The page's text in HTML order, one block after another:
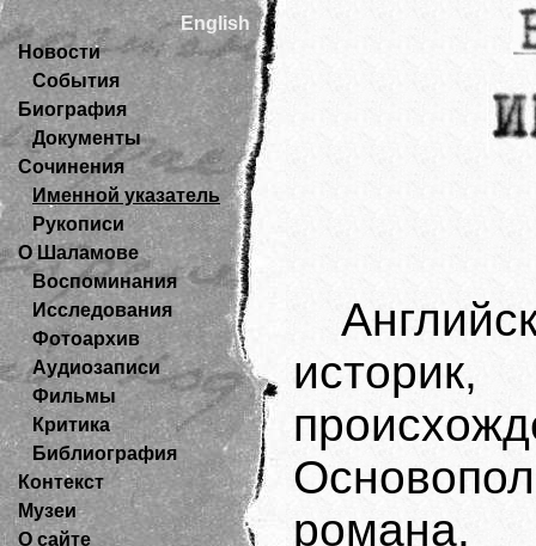
English
Новости
События
Биография
Документы
Сочинения
Именной указатель
Рукописи
О Шаламове
Воспоминания
Исследования
Фотоархив
Аудиозаписи
Фильмы
Критика
Библиография
Контекст
Музеи
О сайте
романа.